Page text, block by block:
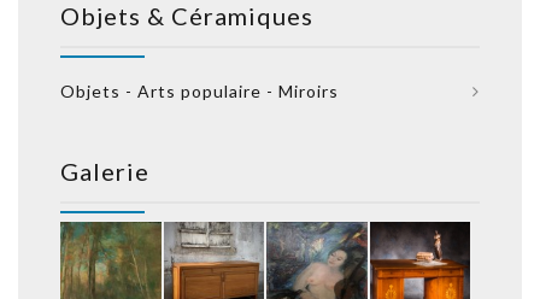
Objets & Céramiques
Objets - Arts populaire - Miroirs
Galerie